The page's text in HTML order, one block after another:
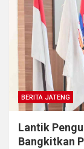
BERITA JATENG
Lantik
Bangkitkan